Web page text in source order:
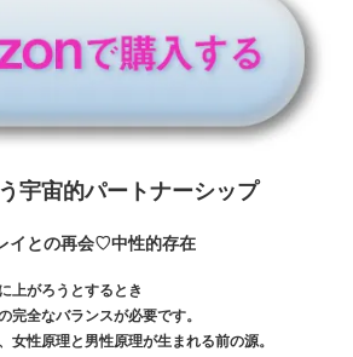
宇宙的パートナーシップ
イとの再会♡中性的存在
上がろうとするとき
完全なバランスが必要です。
女性原理と男性原理が生まれる前の源。